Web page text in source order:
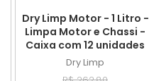
Dry Limp Motor - 1 Litro -
Limpa Motor e Chassi -
Caixa com 12 unidades
Dry Limp